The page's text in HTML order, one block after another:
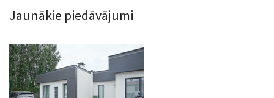
Uzņēmums
Pakalpojumi
Kontakti
Jaunākie piedāvājumi